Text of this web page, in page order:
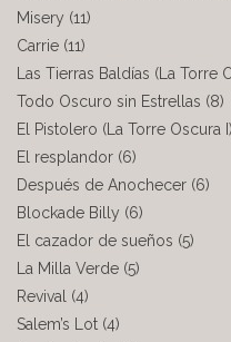
Misery (11)
Carrie (11)
Las Tierras Baldías (La Torre
Todo Oscuro sin Estrellas (8)
El Pistolero (La Torre Oscura
El resplandor (6)
Después de Anochecer (6)
Blockade Billy (6)
El cazador de sueños (5)
La Milla Verde (5)
Revival (4)
Salem’s Lot (4)